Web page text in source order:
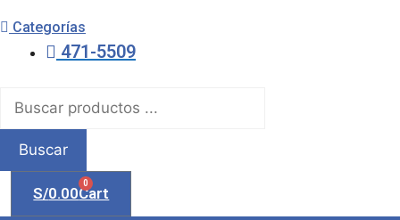
Categorías
471-5509
Búsqueda
productos
Buscar
S/0.00
0
Cart